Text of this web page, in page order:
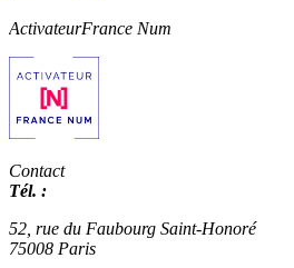
ActivateurFrance Num
Contact
Tél. :
52, rue du Faubourg Saint-Honoré
75008 Paris